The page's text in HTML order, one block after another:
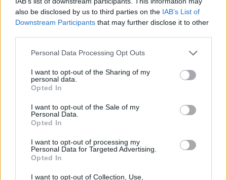
also be disclosed by us to third parties on the IAB’s List of
Downstream Participants that may further disclose it to other
Personal Data Processing Opt Outs
I want to opt-out of the Sharing of my
personal data.
Opted In
I want to opt-out of the Sale of my
Personal Data.
Opted In
I want to opt-out of processing my
Personal Data for Targeted Advertising.
Opted In
I want to opt-out of Collection, Use,
Οι ασθενείς με καρκίνο μπορεί να εμφανίσουν
απώλεια όρεξης για μυριάδες λόγους,
προκαλέσουν απώλεια της όρεξης ή αλλαγές
στη γεύση», σύμφωνα με το Cancer Research
UK. Αυτά τα φάρμακα περιλαμβάνουν
στοχευμένα αντικαρκινικά φάρμακα,
ορμονικές θεραπείες ή τα διφωσφονικά
μπορεί να προκαλέσουν ήπια ασθένεια που